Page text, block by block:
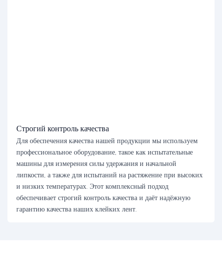
Строгий контроль качества
Для обеспечения качества нашей продукции мы используем
профессиональное оборудование, такое как испытательные
машины для измерения силы удержания и начальной
липкости, а также для испытаний на растяжение при высоких
и низких температурах. Этот комплексный подход
обеспечивает строгий контроль качества и даёт надёжную
гарантию качества наших клейких лент.